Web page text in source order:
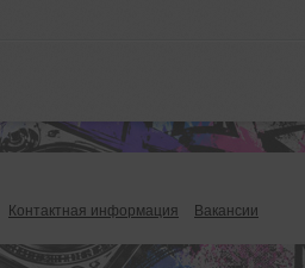
Контактная информация Вакансии